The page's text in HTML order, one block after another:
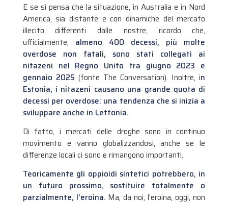
E se si pensa che la situazione, in Australia e in Nord
America, sia distante e con dinamiche del mercato
illecito differenti dalle nostre, ricordo che,
ufficialmente, almeno 400 decessi, più molte
overdose non fatali, sono stati collegati ai
nitazeni nel Regno Unito tra giugno 2023 e
gennaio 2025 (fonte The Conversation). Inoltre, in
Estonia, i nitazeni causano una grande quota di
decessi per overdose: una tendenza che si inizia a
sviluppare anche in Lettonia.
Di fatto, i mercati delle droghe sono in continuo
movimento e vanno globalizzandosi, anche se le
differenze locali ci sono e rimangono importanti.
Teoricamente gli oppioidi sintetici potrebbero, in
un futuro prossimo, sostituire totalmente o
parzialmente, l’eroina. Ma, da noi, l’eroina, oggi, non